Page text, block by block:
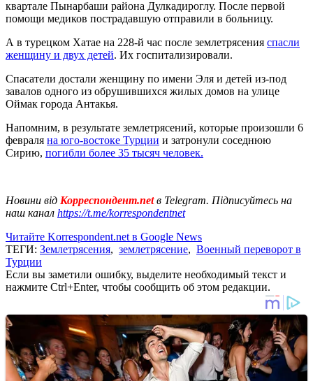
квартале Пынарбаши района Дулкадироглу. После первой
помощи медиков пострадавшую отправили в больницу.
А в турецком Хатае на 228-й час после землетрясения спасли
женщину и двух детей. Их госпитализировали.
Спасатели достали женщину по имени Эля и детей из-под
завалов одного из обрушившихся жилых домов на улице
Оймак города Антакья.
Напомним, в результате землетрясений, которые произошли 6
февраля на юго-востоке Турции и затронули соседнюю
Сирию, погибли более 35 тысяч человек.
Новини від Корреспондент.netв Telegram. Підписуйтесь на
наш канал https://t.me/korrespondentnet
Читайте Korrespondent.net в Google News
ТЕГИ: Землетрясения, землетрясение, Военный переворот в
Турции
Если вы заметили ошибку, выделите необходимый текст и
нажмите Ctrl+Enter, чтобы сообщить об этом редакции.